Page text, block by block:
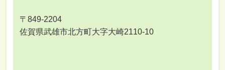
〒849-2204
佐賀県武雄市北方町大字大崎2110-10